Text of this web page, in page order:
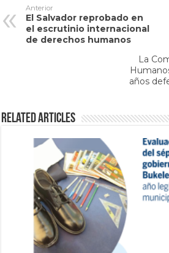
Anterior
El Salvador reprobado en
el escrutinio internacional
de derechos humanos
La
años
Related Articles